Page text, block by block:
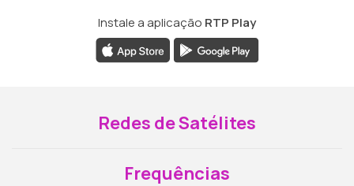
Instale a aplicação RTP Play
Redes de Satélites
Frequências